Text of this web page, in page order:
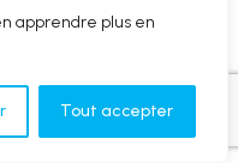
apprendre plus en
Tout accepter